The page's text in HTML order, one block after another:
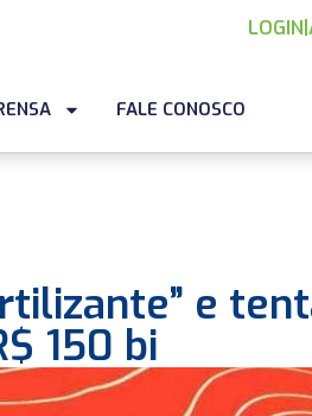
LOGIN |
FALE CONOSCO
e
150 bi